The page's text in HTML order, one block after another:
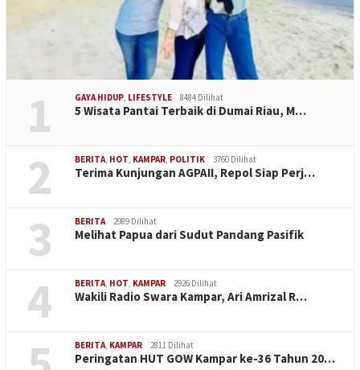
1 GAYA HIDUP, LIFESTYLE 8484 Dilihat
5 Wisata Pantai Terbaik di Dumai Riau, M…
2 BERITA, HOT, KAMPAR, POLITIK 3760 Dilihat
Terima Kunjungan AGPAII, Repol Siap Perj…
3 BERITA 2989 Dilihat
Melihat Papua dari Sudut Pandang Pasifik
4 BERITA, HOT, KAMPAR 2926 Dilihat
Wakili Radio Swara Kampar, Ari Amrizal R…
BERITA, KAMPAR 2811 Dilihat
Peringatan HUT GOW Kampar ke-36 Tahun 20…